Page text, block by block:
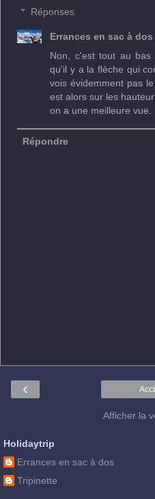
Réponses
Errances en sac à dos
Non, c'est tout au
qu'il y a la flèche qui
vois évidemment pas
est alors sur les
on a une meilleure vue.
Répondre
‹
Afficher la
Holidaytrip
Errances en sac à dos
Tripinette